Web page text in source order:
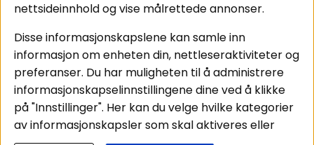
Billyd
Lyd til hjemmet
Pakkeløsninger
Hva passer i bilen
Instagram
Facebook
Youtube
Tiktok
nettsideinnhold og vise målrettede annonser.
Disse informasjonskapslene kan samle inn
informasjon om enheten din, nettleseraktiviteter og
preferanser. Du har muligheten til å administrere
informasjonskapselinnstillingene dine ved å klikke
på "Innstillinger". Her kan du velge hvilke kategorier
av informasjonskapsler som skal aktiveres eller